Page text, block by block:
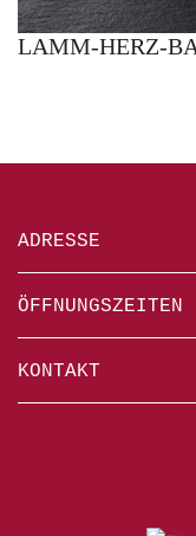
LAMM-HERZ-
ADRESSE
ÖFFNUNGSZEITEN
KONTAKT